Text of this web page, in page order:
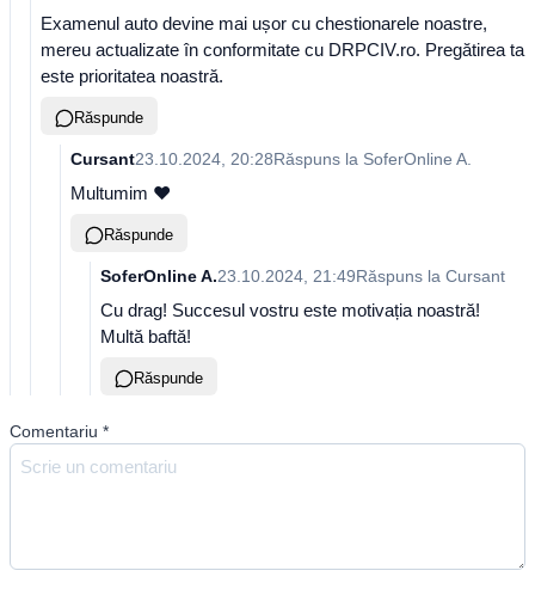
Examenul auto devine mai ușor cu chestionarele noastre,
mereu actualizate în conformitate cu DRPCIV.ro. Pregătirea ta
este prioritatea noastră.
Răspunde
Cursant23.10.2024, 20:28Răspuns la SoferOnline A.
Multumim ❤️
Răspunde
SoferOnline A.23.10.2024, 21:49Răspuns la Cursant
Cu drag! Succesul vostru este motivația noastră!
Multă baftă!
Răspunde
Comentariu *